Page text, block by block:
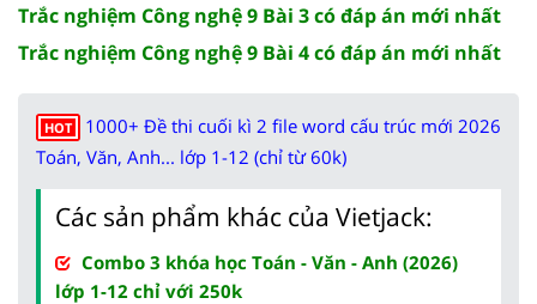
Trắc nghiệm Công nghệ 9 Bài 3 có đáp án mới nhất
Trắc nghiệm Công nghệ 9 Bài 4 có đáp án mới nhất
HOT
1000+ Đề thi cuối kì 2 file word cấu trúc mới 2026
Toán, Văn, Anh... lớp 1-12 (chỉ từ 60k)
Các sản phẩm khác của Vietjack:
Combo 3 khóa học Toán - Văn - Anh (2026)
lớp 1-12 chỉ với 250k